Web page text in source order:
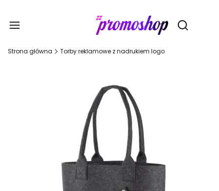
Otwórz
Strona główna Torby reklamowe z nadrukiem logo